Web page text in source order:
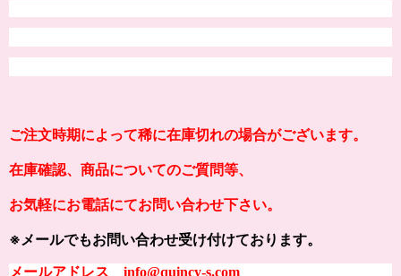
ご注文時期によって稀に在庫切れの場合がございます。
在庫確認、商品についてのご質問等、
お気軽にお電話にてお問い合わせ下さい。
※メールでもお問い合わせ受け付けております。
メールアドレス info@quincy-s.com